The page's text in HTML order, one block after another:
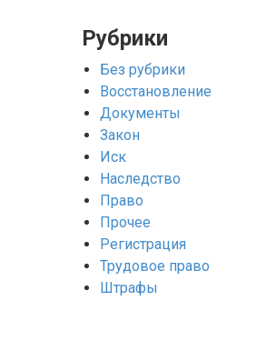
Рубрики
Без рубрики
Восстановление
Документы
Закон
Иск
Наследство
Право
Прочее
Регистрация
Трудовое право
Штрафы